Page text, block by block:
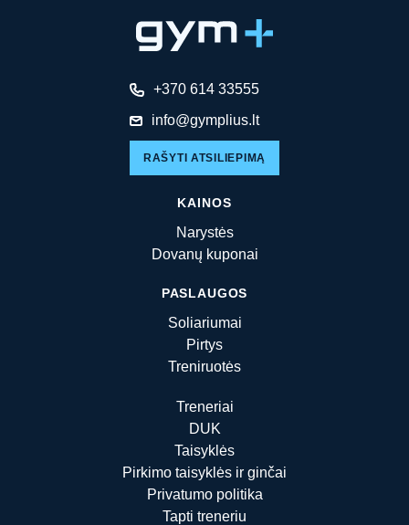
+370 614 33555
info@gymplius.lt
RAŠYTI ATSILIEPIMĄ
KAINOS
Narystės
Dovanų kuponai
PASLAUGOS
Soliariumai
Pirtys
Treniruotės
Treneriai
DUK
Taisyklės
Pirkimo taisyklės ir ginčai
Privatumo politika
Tapti treneriu